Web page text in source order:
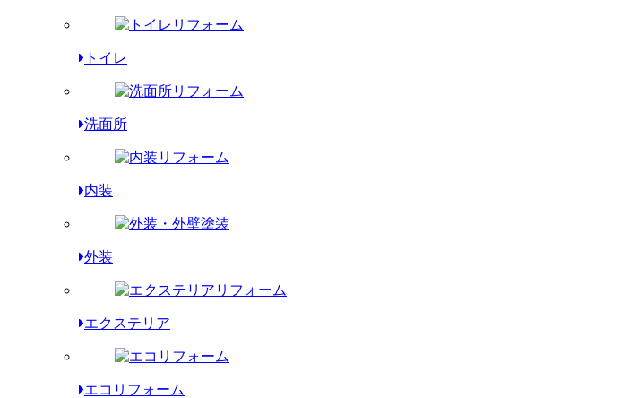
トイレ
洗面所
内装
外装
エクステリア
エコリフォーム